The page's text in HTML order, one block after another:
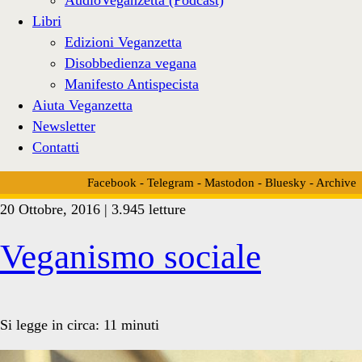
Libri
Edizioni Veganzetta
Disobbedienza vegana
Manifesto Antispecista
Aiuta Veganzetta
Newsletter
Contatti
Facebook - Telegram - Mastodon - Bluesky- Archive
20 Ottobre, 2016 | 3.945 letture
Veganismo sociale
Si legge in circa: 11 minuti